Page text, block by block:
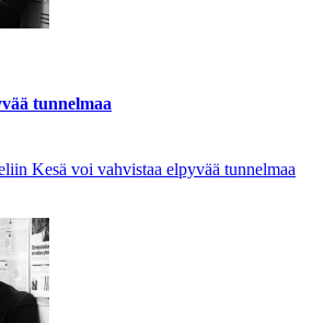
tunnelmaa
Kesä voi vahvistaa elpyvää tunnelmaa